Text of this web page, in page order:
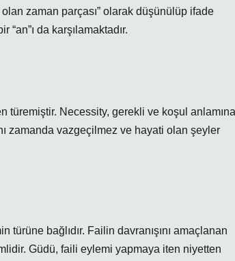
zaman parçası” olarak düşünülüp ifade
da karşılamaktadır.
türemiştir. Necessity, gerekli ve koşul anlamına
zamanda vazgeçilmez ve hayati olan şeyler
bağlıdır. Failin davranışını amaçlanan
Güdü, faili eylemi yapmaya iten niyetten